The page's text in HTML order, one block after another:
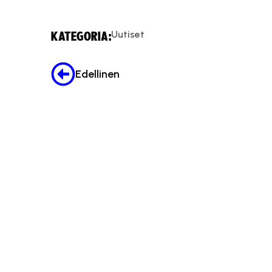
KATEGORIA:Uutiset
Edellinen